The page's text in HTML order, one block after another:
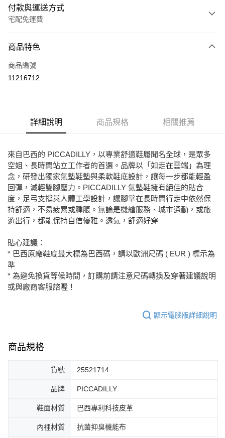
付款與運送方式
宅配免運費
信用卡一次付款
Apple Pay
ATM付款
運送方式
宅配
免運費
商品特色
商品編號
11216712
詳細說明 商品規格 相關推薦
來自巴西的 PICCADILLY，以專業舒適鞋履聞名全球，是眾多
空姐、長時間站立工作者的首選。品牌以「如走在雲端」為理
念，研發出獨家氣墊鞋墊與柔軟鞋底設計，讓每一步都能輕盈
回彈，減輕雙腳壓力。PICCADILLY 氣墊鞋擁有絕佳的貼合
度，足弓支撐與人體工學設計，讓腳掌在長時間行走中依然保
持舒適，不易疲累或腫脹。無論是機艙服務、城市通勤，或旅
遊出行，都能保持自信優雅。透氣，舒適好穿
貼心建議：
* 巴西原廠鞋底最大標為巴西碼，請以歐洲尺碼 ( EUR ) 標示為
準
* 為避免換貨等候時間，訂購前請注意尺碼轉換及穿著建議說明
或與廠商客服諮喔！
顯示電腦版詳細說明
商品規格
貨號 25521714
品牌 PICCADILLY
鞋面材質 巴西專利科技皮革
內裡材質 抗菌抑臭機能布